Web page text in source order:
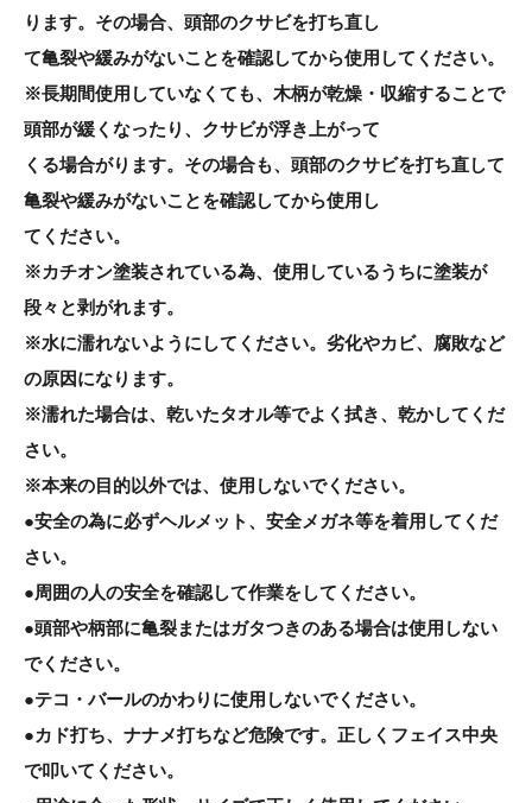
ります。その場合、頭部のクサビを打ち直し
て亀裂や緩みがないことを確認してから使用してください。
※長期間使用していなくても、木柄が乾燥・収縮することで
頭部が緩くなったり、クサビが浮き上がって
くる場合がります。その場合も、頭部のクサビを打ち直して
亀裂や緩みがないことを確認してから使用し
てください。
※カチオン塗装されている為、使用しているうちに塗装が
段々と剥がれます。
※水に濡れないようにしてください。劣化やカビ、腐敗など
の原因になります。
※濡れた場合は、乾いたタオル等でよく拭き、乾かしてくだ
さい。
※本来の目的以外では、使用しないでください。
●安全の為に必ずヘルメット、安全メガネ等を着用してくだ
さい。
●周囲の人の安全を確認して作業をしてください。
●頭部や柄部に亀裂またはガタつきのある場合は使用しない
でください。
●テコ・バールのかわりに使用しないでください。
●カド打ち、ナナメ打ちなど危険です。正しくフェイス中央
で叩いてください。